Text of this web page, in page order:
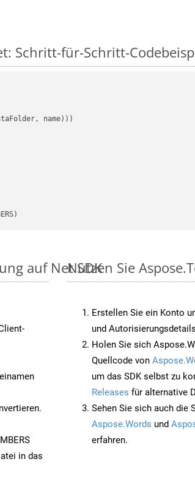
Schritt-für-Schritt-
name)))
auf Net SDK
in das
Nutzen Sie
Erstellen Sie ein Konto
und
Holen Sie sich
Quellcode von
um das SDK selbst zu
Releases für alternative
Sehen Sie sich auch die
Aspose.Words und
erfahren.